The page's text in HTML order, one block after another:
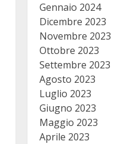
Gennaio 2024
Dicembre 2023
Novembre 2023
Ottobre 2023
Settembre 2023
Agosto 2023
Luglio 2023
Giugno 2023
Maggio 2023
Aprile 2023